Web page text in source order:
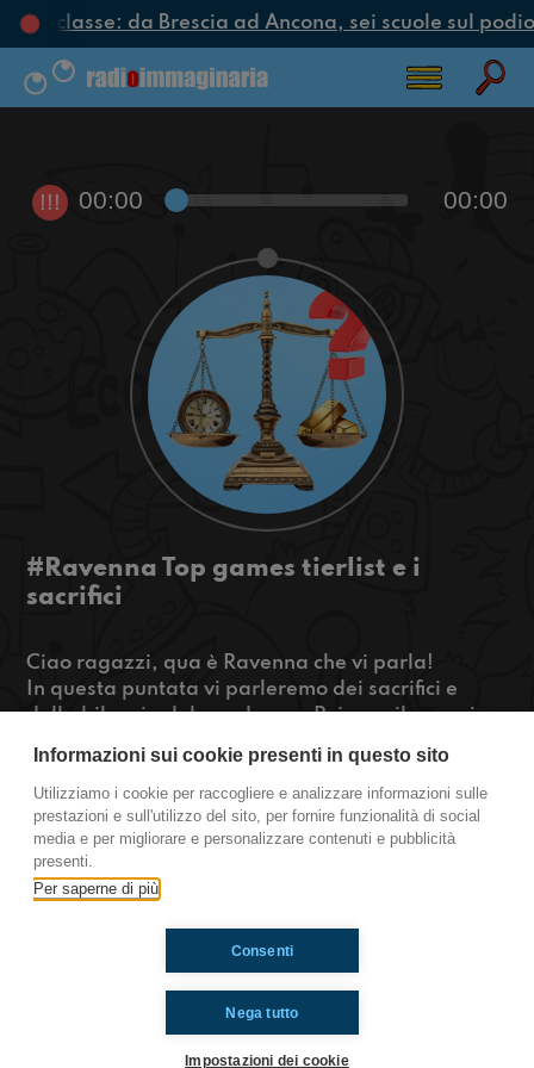
di classe: da Brescia ad Ancona, sei scuole sul
!!! 00:00 00:00
#Ravenna Top games tierlist e i
sacrifici
Ciao ragazzi, qua è Ravenna che vi parla!
In questa puntata vi parleremo dei sacrifici e
della bilancia del guadagno. Poi per rilassarci un
sempre secondo noi.
https://www.radioimmaginaria.it
Ravenna
Ti è piaciuto? Condividilo!
Informazioni sui cookie presenti in questo sito
Utilizziamo i cookie per raccogliere e analizzare informazioni sulle
prestazioni e sull'utilizzo del sito, per fornire funzionalità di social
media e per migliorare e personalizzare contenuti e pubblicità
presenti.
Per saperne di più
Nega tutto
Consenti
Impostazioni dei cookie